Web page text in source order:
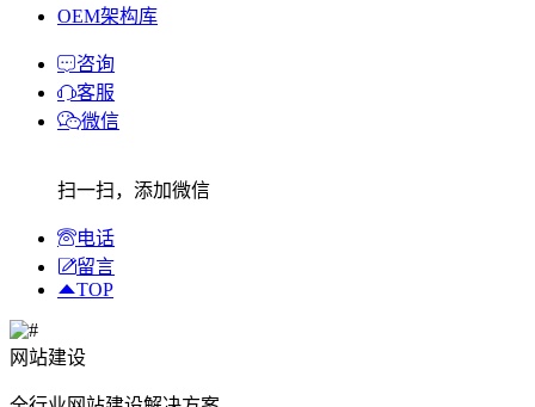
OEM架构库
咨询
客服
微信
扫一扫，添加微信
电话
留言
TOP
网站建设